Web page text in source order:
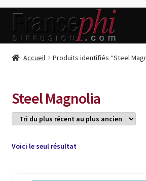
Aller
la
Aller
contenu
Accueil
Conditions de Vente
Connection
Accueil Produits identifiés “Steel
Steel Magnolia
Voici le seul résultat